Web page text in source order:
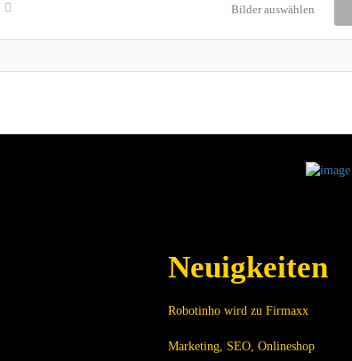
Bilder auswählen
Neuigkeiten
Robotinho wird zu Firmaxx
Marketing, SEO, Onlineshop